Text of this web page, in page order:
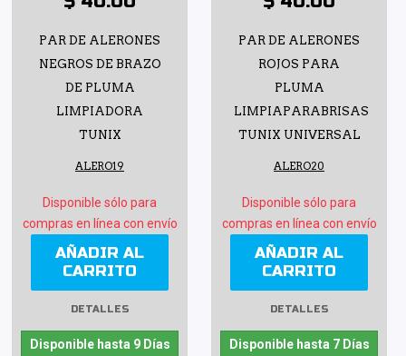
PAR DE ALERONES
NEGROS DE BRAZO
DE PLUMA
LIMPIADORA
TUNIX
ALERO19
Disponible sólo para
compras en línea con envío
AÑADIR AL
CARRITO
DETALLES
Disponible hasta 9 Días
PAR DE ALERONES
ROJOS PARA
PLUMA
LIMPIAPARABRISAS
TUNIX UNIVERSAL
ALERO20
Disponible sólo para
compras en línea con envío
AÑADIR AL
CARRITO
DETALLES
Disponible hasta 7 Días